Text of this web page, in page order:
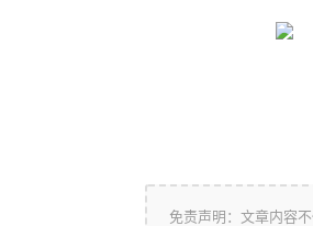
免责声明：文章内容